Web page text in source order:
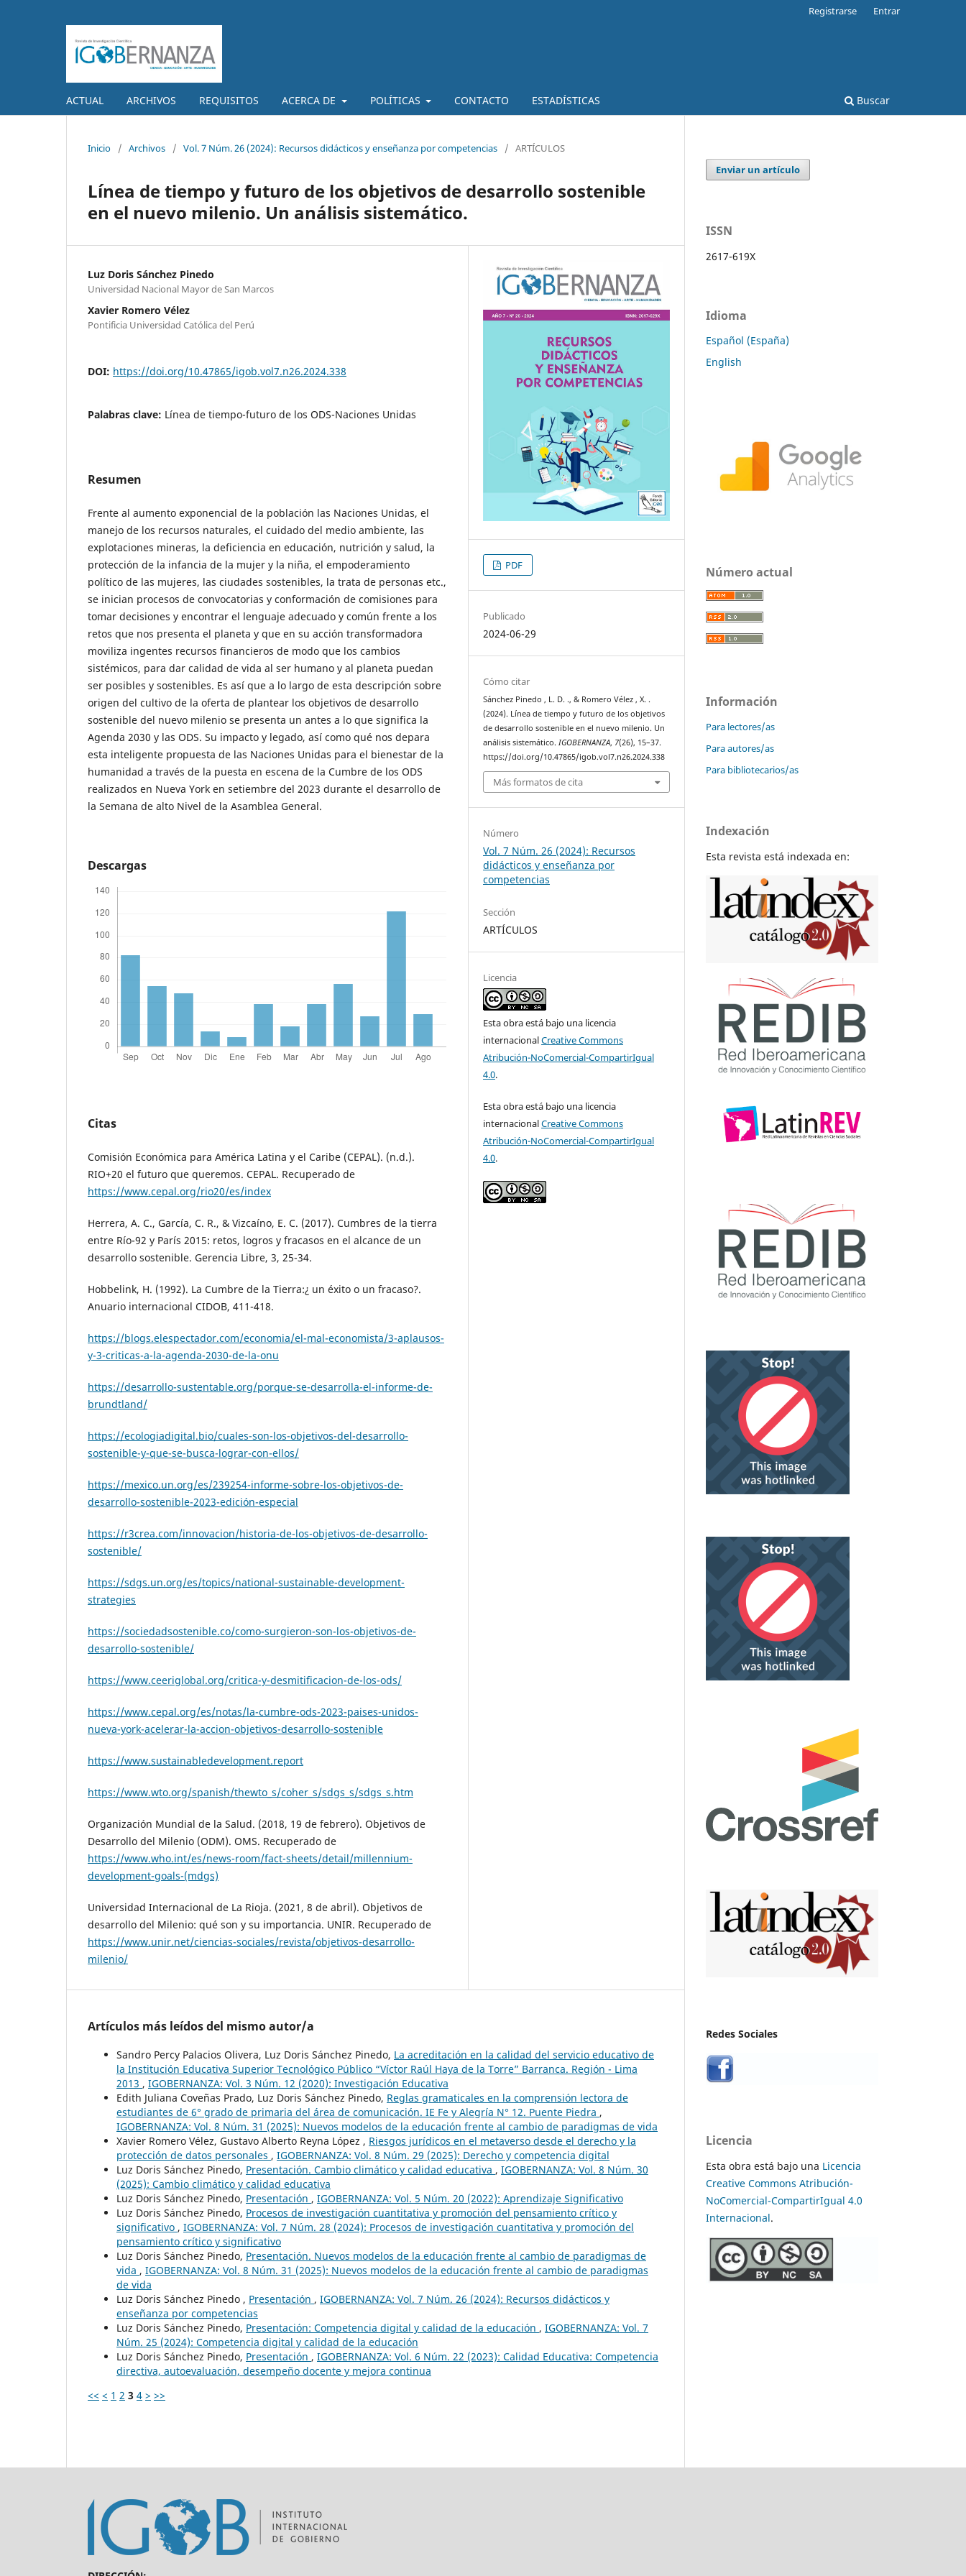
ACTUAL ARCHIVOS REQUISITOS ACERCA DE POLÍTICAS CONTACTO ESTADÍSTICAS Buscar
Registrarse Entrar
Inicio / Archivos / Vol. 7 Núm. 26 (2024): Recursos didácticos y enseñanza por competencias / ARTÍCULOS
Línea de tiempo y futuro de los objetivos de desarrollo sostenible
en el nuevo milenio. Un análisis sistemático.
Luz Doris Sánchez Pinedo
Universidad Nacional Mayor de San Marcos
Xavier Romero Vélez
Pontificia Universidad Católica del Perú
DOI: https://doi.org/10.47865/igob.vol7.n26.2024.338
Palabras clave: Línea de tiempo-futuro de los ODS-Naciones Unidas
Resumen
Frente al aumento exponencial de la población las Naciones Unidas, el
manejo de los recursos naturales, el cuidado del medio ambiente, las
explotaciones mineras, la deficiencia en educación, nutrición y salud, la
protección de la infancia de la mujer y la niña, el empoderamiento
político de las mujeres, las ciudades sostenibles, la trata de personas etc.,
se inician procesos de convocatorias y conformación de comisiones para
tomar decisiones y encontrar el lenguaje adecuado y común frente a los
retos que nos presenta el planeta y que en su acción transformadora
moviliza ingentes recursos financieros de modo que los cambios
sistémicos, para dar calidad de vida al ser humano y al planeta puedan
ser posibles y sostenibles. Es así que a lo largo de esta descripción sobre
origen del cultivo de la oferta de plantear los objetivos de desarrollo
sostenible del nuevo milenio se presenta un antes a lo que significa la
Agenda 2030 y las ODS. Su impacto y legado, así como qué nos depara
esta inteligente propuesta de las Naciones Unidas para el bienestar de la
humanidad a través de la puesta en escena de la Cumbre de los ODS
realizados en Nueva York en setiembre del 2023 durante el desarrollo de
la Semana de alto Nivel de la Asamblea General.
Descargas
Citas
Comisión Económica para América Latina y el Caribe (CEPAL). (n.d.).
RIO+20 el futuro que queremos. CEPAL. Recuperado de
https://www.cepal.org/rio20/es/index
Herrera, A. C., García, C. R., & Vizcaíno, E. C. (2017). Cumbres de la tierra
entre Río-92 y París 2015: retos, logros y fracasos en el alcance de un
desarrollo sostenible. Gerencia Libre, 3, 25-34.
Hobbelink, H. (1992). La Cumbre de la Tierra:¿ un éxito o un fracaso?.
Anuario internacional CIDOB, 411-418.
https://blogs.elespectador.com/economia/el-mal-economista/3-aplausos-
y-3-criticas-a-la-agenda-2030-de-la-onu
https://desarrollo-sustentable.org/porque-se-desarrolla-el-informe-de-
brundtland/
https://ecologiadigital.bio/cuales-son-los-objetivos-del-desarrollo-
sostenible-y-que-se-busca-lograr-con-ellos/
https://mexico.un.org/es/239254-informe-sobre-los-objetivos-de-
desarrollo-sostenible-2023-edición-especial
https://r3crea.com/innovacion/historia-de-los-objetivos-de-desarrollo-
sostenible/
https://sdgs.un.org/es/topics/national-sustainable-development-
strategies
https://sociedadsostenible.co/como-surgieron-son-los-objetivos-de-
desarrollo-sostenible/
https://www.ceeriglobal.org/critica-y-desmitificacion-de-los-ods/
https://www.cepal.org/es/notas/la-cumbre-ods-2023-paises-unidos-
nueva-york-acelerar-la-accion-objetivos-desarrollo-sostenible
https://www.sustainabledevelopment.report
https://www.wto.org/spanish/thewto_s/coher_s/sdgs_s/sdgs_s.htm
Organización Mundial de la Salud. (2018, 19 de febrero). Objetivos de
Desarrollo del Milenio (ODM). OMS. Recuperado de
https://www.who.int/es/news-room/fact-sheets/detail/millennium-
development-goals-(mdgs)
Universidad Internacional de La Rioja. (2021, 8 de abril). Objetivos de
desarrollo del Milenio: qué son y su importancia. UNIR. Recuperado de
https://www.unir.net/ciencias-sociales/revista/objetivos-desarrollo-
milenio/
PDF
Publicado
2024-06-29
Cómo citar
Sánchez Pinedo , L. D. ., & Romero Vélez , X. .
(2024). Línea de tiempo y futuro de los objetivos
de desarrollo sostenible en el nuevo milenio. Un
análisis sistemático. IGOBERNANZA, 7(26), 15–37.
https://doi.org/10.47865/igob.vol7.n26.2024.338
Más formatos de cita
Número
Vol. 7 Núm. 26 (2024): Recursos
didácticos y enseñanza por
competencias
Sección
ARTÍCULOS
Licencia
Esta obra está bajo una licencia
internacionalCreative Commons
Atribución-NoComercial-CompartirIgual
4.0.
Esta obra está bajo una licencia
internacionalCreative Commons
Atribución-NoComercial-CompartirIgual
4.0.
Artículos más leídos del mismo autor/a
Sandro Percy Palacios Olivera, Luz Doris Sánchez Pinedo, La acreditación en la calidad del servicio educativo de
la Institución Educativa Superior Tecnológico Público “Víctor Raúl Haya de la Torre” Barranca. Región - Lima
2013 , IGOBERNANZA: Vol. 3 Núm. 12 (2020): Investigación Educativa
Edith Juliana Coveñas Prado, Luz Doris Sánchez Pinedo, Reglas gramaticales en la comprensión lectora de
estudiantes de 6° grado de primaria del área de comunicación. IE Fe y Alegría N° 12. Puente Piedra ,
IGOBERNANZA: Vol. 8 Núm. 31 (2025): Nuevos modelos de la educación frente al cambio de paradigmas de vida
Xavier Romero Vélez, Gustavo Alberto Reyna López , Riesgos jurídicos en el metaverso desde el derecho y la
protección de datos personales , IGOBERNANZA: Vol. 8 Núm. 29 (2025): Derecho y competencia digital
Luz Doris Sánchez Pinedo, Presentación. Cambio climático y calidad educativa , IGOBERNANZA: Vol. 8 Núm. 30
(2025): Cambio climático y calidad educativa
Luz Doris Sánchez Pinedo, Presentación , IGOBERNANZA: Vol. 5 Núm. 20 (2022): Aprendizaje Significativo
Luz Doris Sánchez Pinedo, Procesos de investigación cuantitativa y promoción del pensamiento crítico y
significativo , IGOBERNANZA: Vol. 7 Núm. 28 (2024): Procesos de investigación cuantitativa y promoción del
pensamiento crítico y significativo
Luz Doris Sánchez Pinedo, Presentación. Nuevos modelos de la educación frente al cambio de paradigmas de
vida , IGOBERNANZA: Vol. 8 Núm. 31 (2025): Nuevos modelos de la educación frente al cambio de paradigmas
de vida
Luz Doris Sánchez Pinedo , Presentación , IGOBERNANZA: Vol. 7 Núm. 26 (2024): Recursos didácticos y
enseñanza por competencias
Luz Doris Sánchez Pinedo, Presentación: Competencia digital y calidad de la educación , IGOBERNANZA: Vol. 7
Núm. 25 (2024): Competencia digital y calidad de la educación
Luz Doris Sánchez Pinedo, Presentación , IGOBERNANZA: Vol. 6 Núm. 22 (2023): Calidad Educativa: Competencia
directiva, autoevaluación, desempeño docente y mejora continua
<< < 1 2 3 4 > >>
Enviar un artículo
ISSN
2617-619X
Idioma
Español (España)
English
Número actual
Información
Para lectores/as
Para autores/as
Para bibliotecarios/as
Indexación
Esta revista está indexada en:
Redes Sociales
Licencia
Esta obra está bajo una Licencia
Creative Commons Atribución-
NoComercial-CompartirIgual 4.0
Internacional.